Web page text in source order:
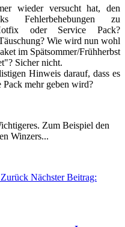
wieder versucht hat, den
Fehlerbehebungen zu
oder Service Pack?
Wie wird nun wohl
im Spätsommer/Frühherbst
Sicher nicht.
Hinweis darauf, dass es
mehr geben wird?
Zum Beispiel den
Winzers...
Zurück Nächster Beitrag: